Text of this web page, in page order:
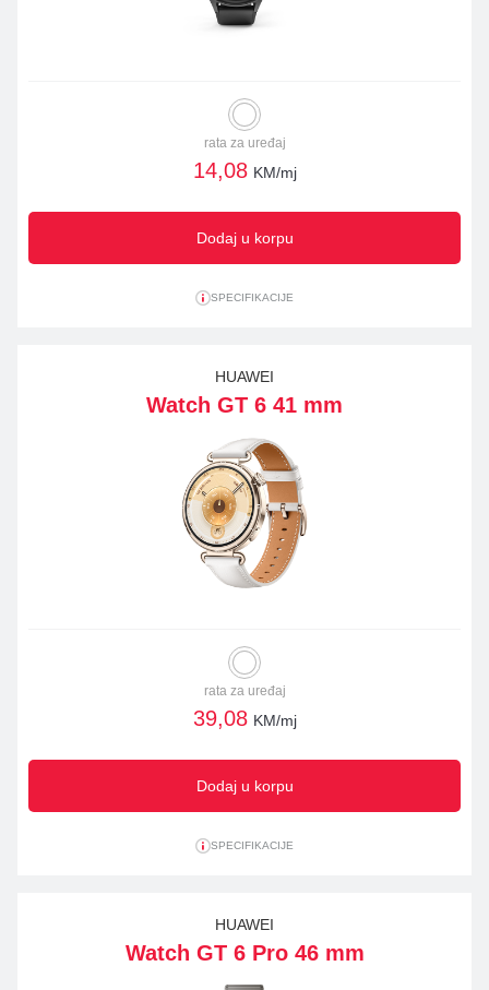
rata za uređaj
14,08 KM/mj
Dodaj u korpu
SPECIFIKACIJE
HUAWEI
Watch GT 6 41 mm
rata za uređaj
39,08 KM/mj
Dodaj u korpu
SPECIFIKACIJE
HUAWEI
Watch GT 6 Pro 46 mm